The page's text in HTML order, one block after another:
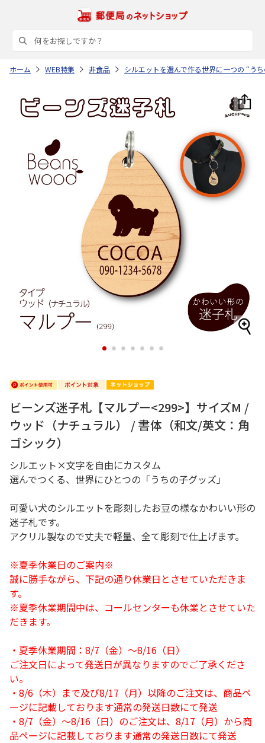
ホーム WEB特集 非食品 シルエットを選んで作る世界に一つの “う
1 2 3 4 5 6 7
ビーンズ迷子札【マルプー<299>】サイズM /
ウッド（ナチュラル） / 書体（和文/英文：角
ゴシック）
シルエット×文字を自由にカスタム
選んでつくる、世界にひとつの「うちの子グッズ」
可愛い犬のシルエットを彫刻したお豆の様なかわいい形の
迷子札です。
アクリル製なので丈夫で軽量、全て彫刻で仕上げます。
※夏季休業日のご案内※
誠に勝手ながら、下記の通り休業日とさせていただきま
す。
※夏季休業期間中は、コールセンターも休業とさせていた
だきます。
・夏季休業期間：8/7（金）～8/16（日）
ご注文日によって発送日が異なりますのでご了承くださ
い。
・8/6（木）まで及び8/17（月）以降のご注文は、商品ペ
ージに記載しております通常の発送日数にて発送
・8/7（金）～8/16（日）のご注文は、8/17（月）から商
品ページに記載しております通常の発送日数にて発送